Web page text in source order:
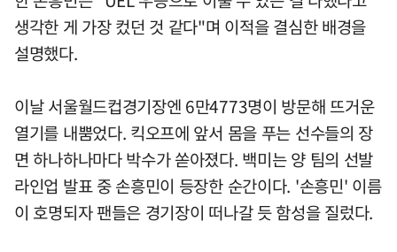
생각한 게 가장 컸던 것 같다"며 이적을 결심한 배경을
설명했다.
이날 서울월드컵경기장엔 6만4773명이 방문해 뜨거운
열기를 내뿜었다. 킥오프에 앞서 몸을 푸는 선수들의 장
면 하나하나마다 박수가 쏟아졌다. 백미는 양 팀의 선발
라인업 발표 중 손흥민이 등장한 순간이다. '손흥민' 이름
이 호명되자 팬들은 경기장이 떠나갈 듯 함성을 질렀다.